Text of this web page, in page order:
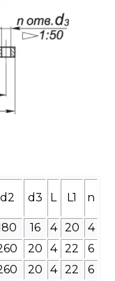
d2 d3 L L1 n
16 4 20
4
20 4 22
6
20 4 22
6